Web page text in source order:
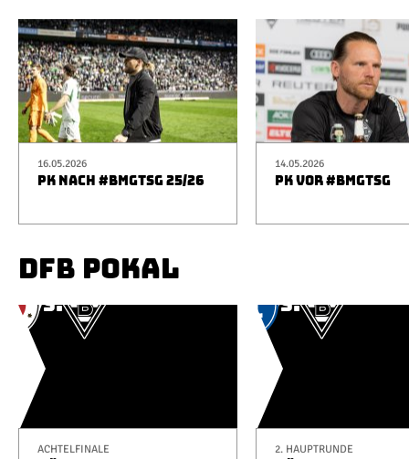
16.05.2026
PK NACH #BMGTSG 25/26
14.05.2026
PK VOR #BMGTSG
DFB POKAL
ACHTELFINALE 2. HAUPTRUNDE